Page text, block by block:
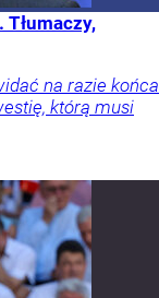
na razie końca
którą musi